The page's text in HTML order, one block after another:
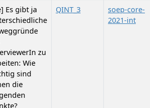
Es gibt ja
zu
Wie
sind
die
QINT_3
soep-core-
2021-int